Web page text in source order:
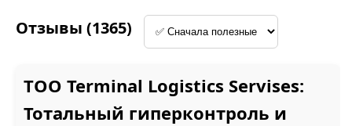
ТИТАН 2 (3) СМАК (3)
Отзывы (1365)
ТОО Terminal Logistics Servises:
Тотальный гиперконтроль и